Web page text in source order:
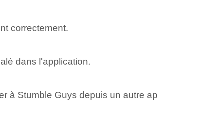
correctement.
dans l'application.
à Stumble Guys depuis un autre ap